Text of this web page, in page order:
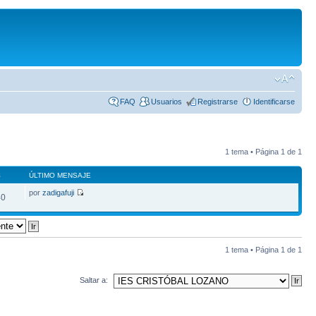
FAQ Usuarios Registrarse Identificarse
1 tema • Página 1 de 1
ÚLTIMO MENSAJE
porzadigafuji
1 tema • Página 1 de 1
Saltar a: